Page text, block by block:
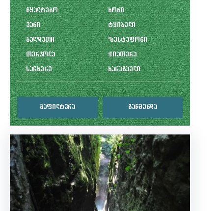
წყალტუბო
ხონი
ვანი
ტყიბული
ბაღდათი
ზესტაფონი
თერჯოლა
ჭიათურა
საჩხერე
ხარაგაული
გაფილტვრა გაწმენდა